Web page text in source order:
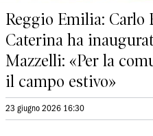
Reggio Emilia: Carlo
Caterina ha
Mazzelli: «Per la
il campo estivo»
23 giugno 2026 16:30